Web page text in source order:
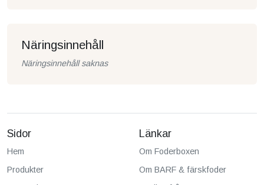
Näringsinnehåll
Näringsinnehåll saknas
Sidor
Hem
Produkter
Länkar
Om Foderboxen
Om BARF & färskfoder